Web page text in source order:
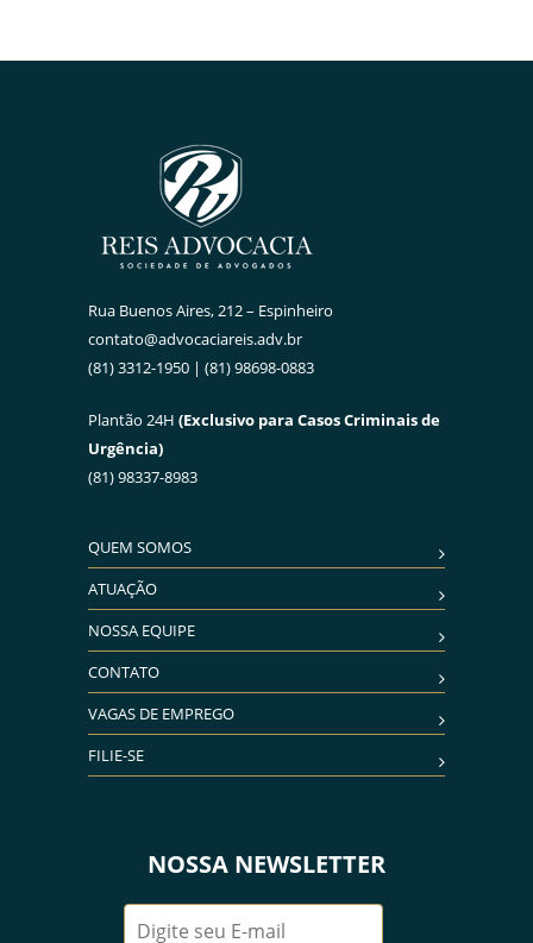
Rua Buenos Aires, 212 – Espinheiro
contato@advocaciareis.adv.br
(81) 3312-1950 | (81) 98698-0883
Plantão 24H (Exclusivo para Casos Criminais de
Urgência)
(81) 98337-8983
QUEM SOMOS
ATUAÇÃO
NOSSA EQUIPE
CONTATO
VAGAS DE EMPREGO
FILIE-SE
NOSSA NEWSLETTER